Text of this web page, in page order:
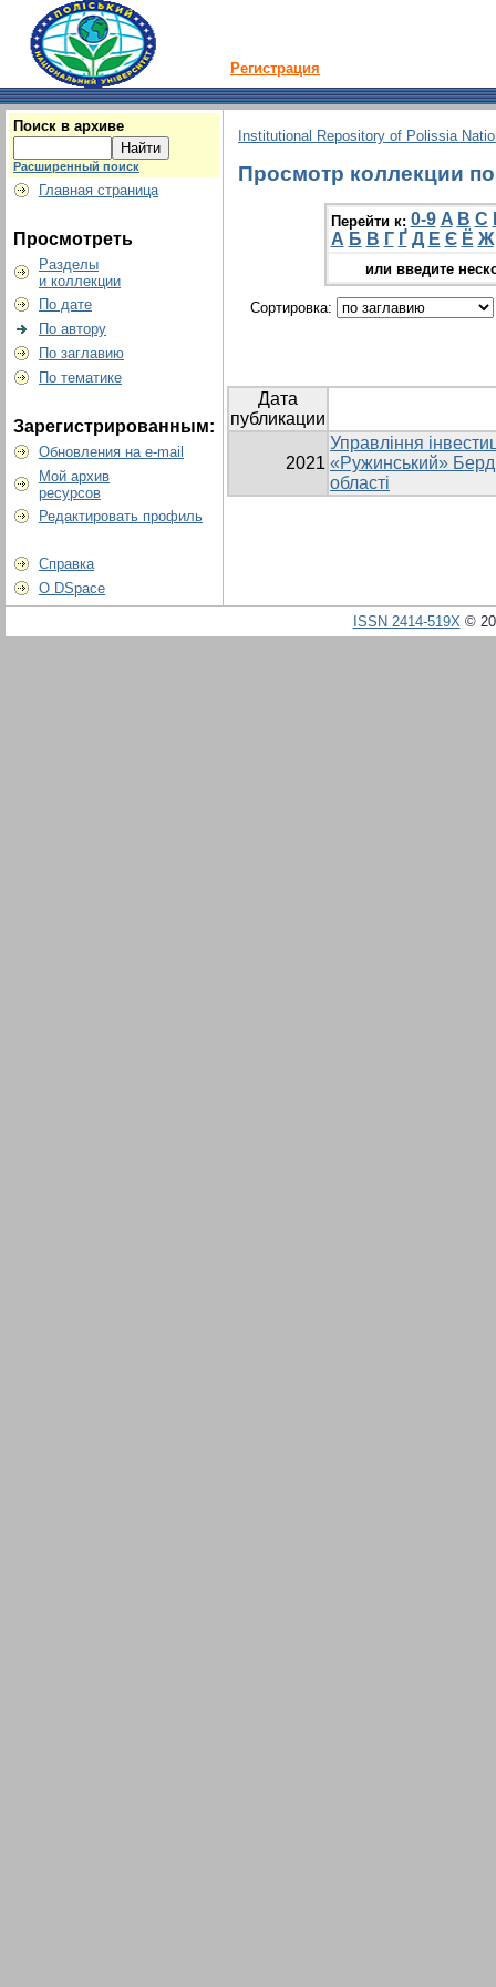
Регистрация
Поиск в архиве
Расширенный поиск
Главная страница
Просмотреть
Разделы
и коллекции
По дате
По автору
По заглавию
По тематике
Зарегистрированным:
Обновления на e-mail
Мой архив
ресурсов
Редактировать профиль
Справка
О DSpace
Institutional Repository of Polissia
Просмотр коллекции
Перейти к: 0-9 A B C
А Б В Г Ґ Д Е Є Ё Ж
или введите
Сортировка:
Дата
публикации
2021
Управління
«Ружинський»
області
ISSN 2414-519X©